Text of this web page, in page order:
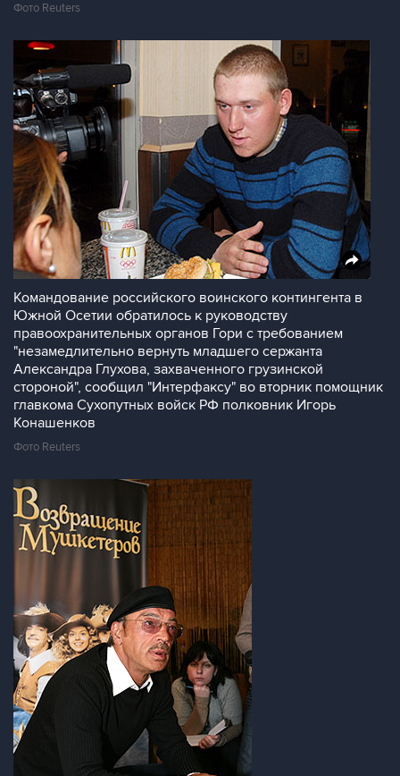
Фото Reuters
Командование российского воинского контингента в
Южной Осетии обратилось к руководству
правоохранительных органов Гори с требованием
"незамедлительно вернуть младшего сержанта
Александра Глухова, захваченного грузинской
стороной", сообщил "Интерфаксу" во вторник помощник
главкома Сухопутных войск РФ полковник Игорь
Конашенков
Фото Reuters